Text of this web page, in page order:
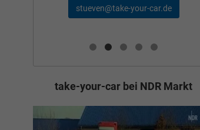
schael@take-your-car.de
take-your-car bei NDR Markt